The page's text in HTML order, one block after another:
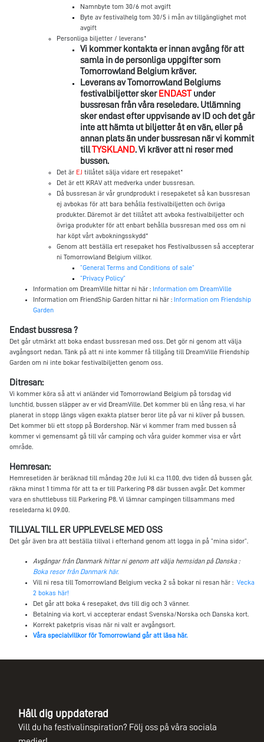
Namnbyte tom 30/6 mot avgift
Byte av festivalhelg tom 30/5 i mån av tillgänglighet mot
avgift
Personliga biljetter / leverans*
Vi kommer kontakta er innan avgång för att
samla in de personliga uppgifter som
Tomorrowland Belgium kräver.
Leverans av Tomorrowland Belgiums
festivalbiljetter sker ENDASTunder
bussresan från våra reseledare. Utlämning
sker endast efter uppvisande av ID och det går
inte att hämta ut biljetter åt en vän, eller på
annan plats än under bussresan när vi kommit
tillTYSKLAND. Vi kräver att ni reser med
bussen.
Det är EJ tillåtet sälja vidare ert resepaket*
Det är ett KRAV att medverka under bussresan.
Då bussresan är vår grundprodukt i resepaketet så kan bussresan
ej avbokas för att bara behålla festivalbiljetten och övriga
produkter. Däremot är det tillåtet att avboka festivalbiljetter och
övriga produkter för att enbart behålla bussresan med oss om ni
har köpt vårt avbokningsskydd*
Genom att beställa ert resepaket hos Festivalbussen så accepterar
ni Tomorrowland Belgium villkor.
”General Terms and Conditions of sale”
”Privacy Policy”
Information om DreamVille hittar ni här : Information om DreamVille
Information om FriendShip Garden hittar ni här : Information om Friendship
Garden
Endast bussresa ?
Det går utmärkt att boka endast bussresan med oss. Det gör ni genom att välja
avgångsort nedan. Tänk på att ni inte kommer få tillgång till DreamVille Friendship
Garden om ni inte bokar festivalbiljetten genom oss.
Ditresan:
Vi kommer köra så att vi anländer vid Tomorrowland Belgium på torsdag vid
lunchtid, bussen släpper av er vid DreamVille. Det kommer bli en lång resa, vi har
planerat in stopp längs vägen exakta platser beror lite på var ni kliver på bussen.
Det kommer bli ett stopp på Bordershop. När vi kommer fram med bussen så
kommer vi gemensamt gå till vår camping och våra guider kommer visa er vårt
område.
Hemresan:
Hemresetiden är beräknad till måndag 20:e Juli kl c:a 11.00, dvs tiden då bussen går,
räkna minst 1 timma för att ta er till Parkering P8 där bussen avgår. Det kommer
vara en shuttlebuss till Parkering P8. Vi lämnar campingen tillsammans med
reseledarna kl 09.00.
TILLVAL TILL ER UPPLEVELSE MED OSS
Det går även bra att beställa tillval i efterhand genom att logga in på ”mina sidor”.
Avgångar från Danmark hittar ni genom att välja hemsidan på Danska :
Boka resor från Danmark här.
Vill ni resa till Tomorrowland Belgium vecka 2 så bokar ni resan här : Vecka
2 bokas här!
Det går att boka 4 resepaket, dvs till dig och 3 vänner.
Betalning via kort, vi accepterar endast Svenska/Norska och Danska kort.
Korrekt paketpris visas när ni valt er avgångsort.
Våra specialvillkor för Tomorrowland går att läsa här.
Håll dig uppdaterad
Vill du ha festivalinspiration? Följ oss på våra sociala